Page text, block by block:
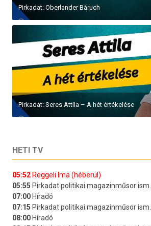
Pirkadat: Oberlander Báruch
Pirkadat: Seres Attila – A hét értékelése
HETI TV